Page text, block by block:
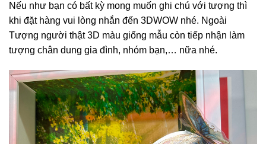
Nếu như bạn có bất kỳ mong muốn ghi chú với tượng thì
khi đặt hàng vui lòng nhắn đến 3DWOW nhé. Ngoài
Tượng người thật 3D màu giống mẫu còn tiếp nhận làm
tượng chân dung gia đình, nhóm bạn,… nữa nhé.